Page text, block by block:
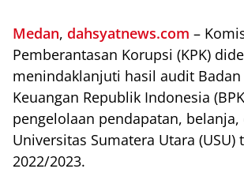
Medan, dahsyatnews.com –
Pemberantasan Korupsi (KPK)
menindaklanjuti hasil audit Badan
Keuangan Republik Indonesia
pengelolaan pendapatan, belanja,
Universitas Sumatera Utara (USU)
2022/2023.